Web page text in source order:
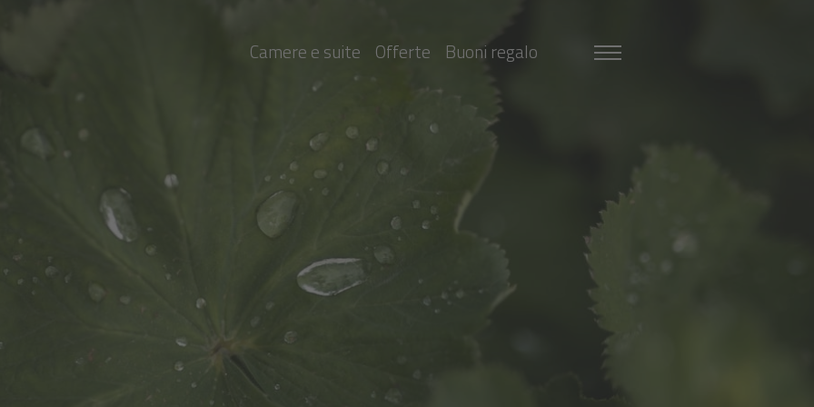
Camere e suite Offerte Buoni regalo